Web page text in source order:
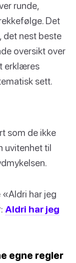
runde,
Det
det nest beste
oversikt over
erklæres
sett.
som de ikke
uvitenhet til
har jeg
Aldri har jeg
egne regler